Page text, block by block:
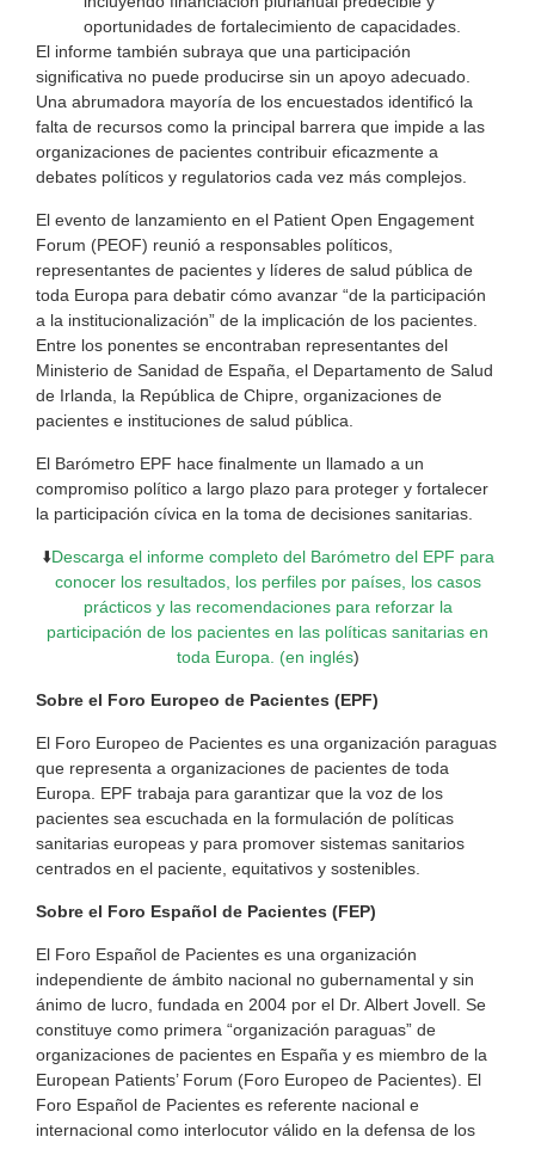
oportunidades de fortalecimiento de capacidades.
El informe también subraya que una participación
significativa no puede producirse sin un apoyo adecuado.
Una abrumadora mayoría de los encuestados identificó la
falta de recursos como la principal barrera que impide a las
organizaciones de pacientes contribuir eficazmente a
debates políticos y regulatorios cada vez más complejos.
El evento de lanzamiento en el Patient Open Engagement
Forum (PEOF) reunió a responsables políticos,
representantes de pacientes y líderes de salud pública de
toda Europa para debatir cómo avanzar “de la participación
a la institucionalización” de la implicación de los pacientes.
Entre los ponentes se encontraban representantes del
Ministerio de Sanidad de España, el Departamento de Salud
de Irlanda, la República de Chipre, organizaciones de
pacientes e instituciones de salud pública.
El Barómetro EPF hace finalmente un llamado a un
compromiso político a largo plazo para proteger y fortalecer
la participación cívica en la toma de decisiones sanitarias.
⬇️Descarga el informe completo del Barómetro del EPF para
conocer los resultados, los perfiles por países, los casos
prácticos y las recomendaciones para reforzar la
participación de los pacientes en las políticas sanitarias en
toda Europa. (en inglés)
Sobre el Foro Europeo de Pacientes (EPF)
El Foro Europeo de Pacientes es una organización paraguas
que representa a organizaciones de pacientes de toda
Europa. EPF trabaja para garantizar que la voz de los
pacientes sea escuchada en la formulación de políticas
sanitarias europeas y para promover sistemas sanitarios
centrados en el paciente, equitativos y sostenibles.
Sobre el Foro Español de Pacientes (FEP)
El Foro Español de Pacientes es una organización
independiente de ámbito nacional no gubernamental y sin
ánimo de lucro, fundada en 2004 por el Dr. Albert Jovell. Se
constituye como primera “organización paraguas” de
organizaciones de pacientes en España y es miembro de la
European Patients’ Forum (Foro Europeo de Pacientes). El
Foro Español de Pacientes es referente nacional e
internacional como interlocutor válido en la defensa de los